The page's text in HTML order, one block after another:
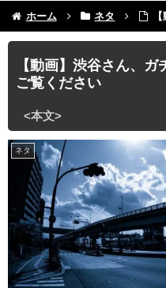
ホーム ネタ
【動画】渋谷さん、
ご覧ください
ネタ